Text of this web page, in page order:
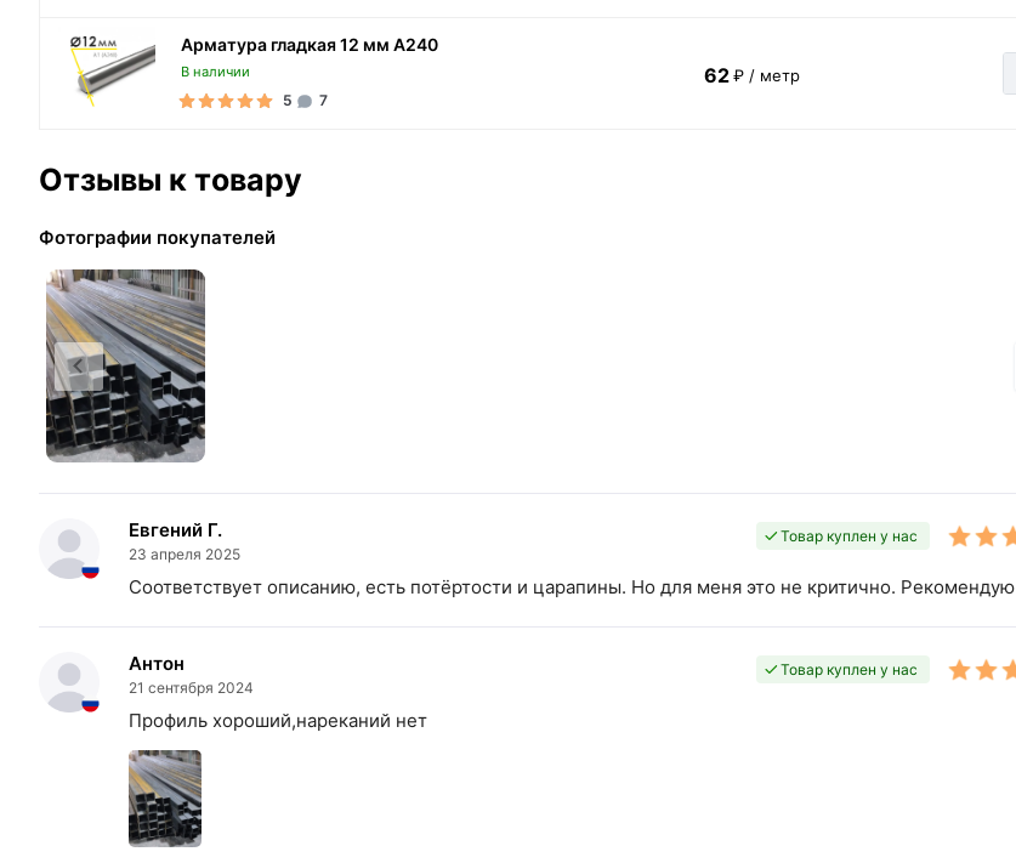
Арматура гладкая 12 мм A240
В наличии
5 7
62 ₽ / метр
Отзывы к товару
Фотографии покупателей
Евгений Г.
23 апреля 2025
Товар куплен у нас
Соответствует описанию, есть потёртости и царапины. Но для меня это не критично. Рекомендую
Антон
21 сентября 2024
Товар куплен у нас
Профиль хороший,нареканий нет